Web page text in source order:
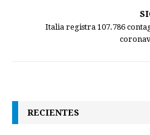
Italia registra 107.786
RECIENTES